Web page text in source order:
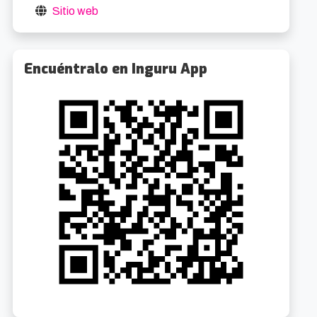
Cabaret El Musical
1.7km
Desde 47€
22/8/2026 10:00
Según evento
Sitio web
Encuéntralo en Inguru App